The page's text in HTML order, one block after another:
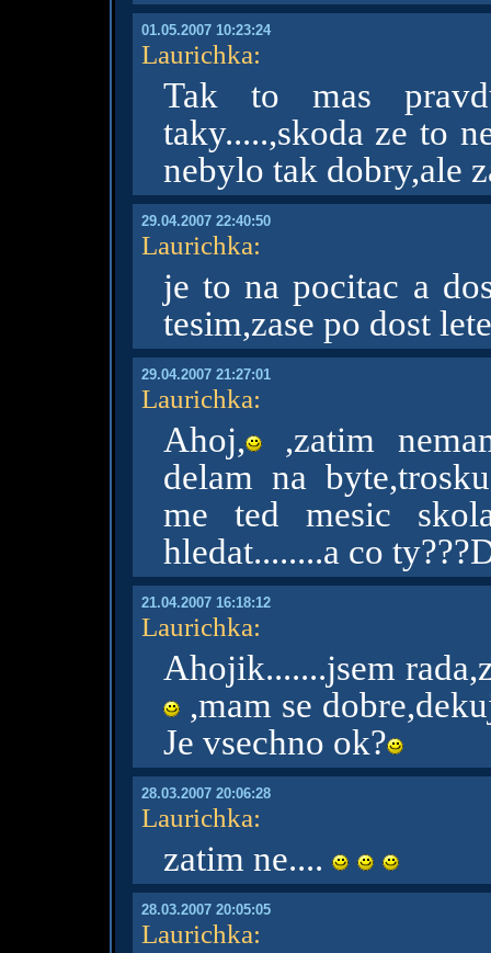
01.05.2007 10:23:24
Laurichka:
Tak to mas
taky.....,skoda ze to
nebylo tak dobry,ale
29.04.2007 22:40:50
Laurichka:
je to na pocitac a
tesim,zase po dost
29.04.2007 21:27:01
Laurichka:
Ahoj, ,zatim
delam na
me ted mesic
hledat........a co
21.04.2007 16:18:12
Laurichka:
Ahojik.......jsem
,mam se
Je vsechno ok?
28.03.2007 20:06:28
Laurichka:
zatim ne....
28.03.2007 20:05:05
Laurichka: